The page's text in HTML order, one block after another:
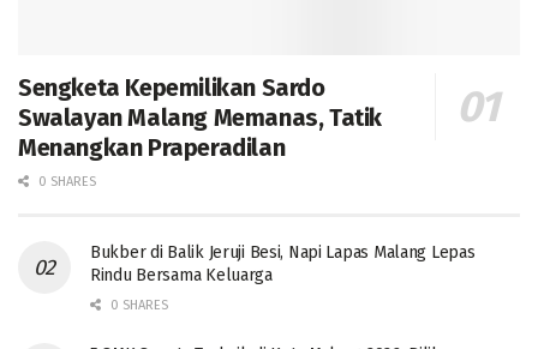
Sengketa Kepemilikan Sardo
Swalayan Malang Memanas, Tatik
Menangkan Praperadilan
0 SHARES
Bukber di Balik Jeruji Besi, Napi Lapas Malang Lepas
Rindu Bersama Keluarga
0 SHARES